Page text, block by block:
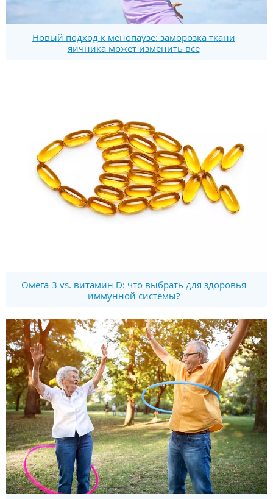
Новый подход к менопаузе: заморозка ткани
яичника может изменить все
Омега-3 vs. витамин D: что выбрать для здоровья
иммунной системы?